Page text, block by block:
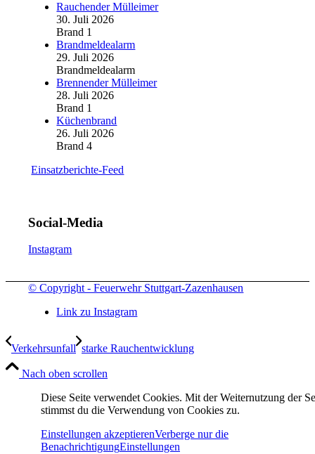
Rauchender Mülleimer
30. Juli 2026
Brand 1
Brandmeldealarm
29. Juli 2026
Brandmeldealarm
Brennender Mülleimer
28. Juli 2026
Brand 1
Küchenbrand
26. Juli 2026
Brand 4
Einsatzberichte-Feed
Social-Media
Instagram
© Copyright - Feuerwehr Stuttgart-Zazenhausen
Link zu Instagram
Verkehrsunfall starke Rauchentwicklung
Nach oben scrollen
Diese Seite verwendet Cookies. Mit der Weiternutzung der
stimmst du die Verwendung von Cookies zu.
Einstellungen akzeptierenVerberge nur die
BenachrichtigungEinstellungen